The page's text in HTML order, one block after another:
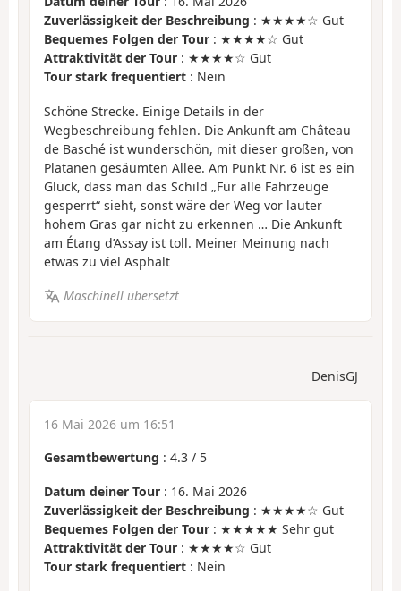
Zuverlässigkeit der Beschreibung : ★★★★☆ Gut
Bequemes Folgen der Tour : ★★★★☆ Gut
Attraktivität der Tour : ★★★★☆ Gut
Tour stark frequentiert : Nein
Schöne Strecke. Einige Details in der
Wegbeschreibung fehlen. Die Ankunft am Château
de Basché ist wunderschön, mit dieser großen, von
Platanen gesäumten Allee. Am Punkt Nr. 6 ist es ein
Glück, dass man das Schild „Für alle Fahrzeuge
gesperrt“ sieht, sonst wäre der Weg vor lauter
hohem Gras gar nicht zu erkennen … Die Ankunft
am Étang d’Assay ist toll. Meiner Meinung nach
etwas zu viel Asphalt
Maschinell übersetzt
DenisGJ
16 Mai 2026 um 16:51
Gesamtbewertung : 4.3 / 5
Datum deiner Tour : 16. Mai 2026
Zuverlässigkeit der Beschreibung : ★★★★☆ Gut
Bequemes Folgen der Tour : ★★★★★ Sehr gut
Attraktivität der Tour : ★★★★☆ Gut
Tour stark frequentiert : Nein